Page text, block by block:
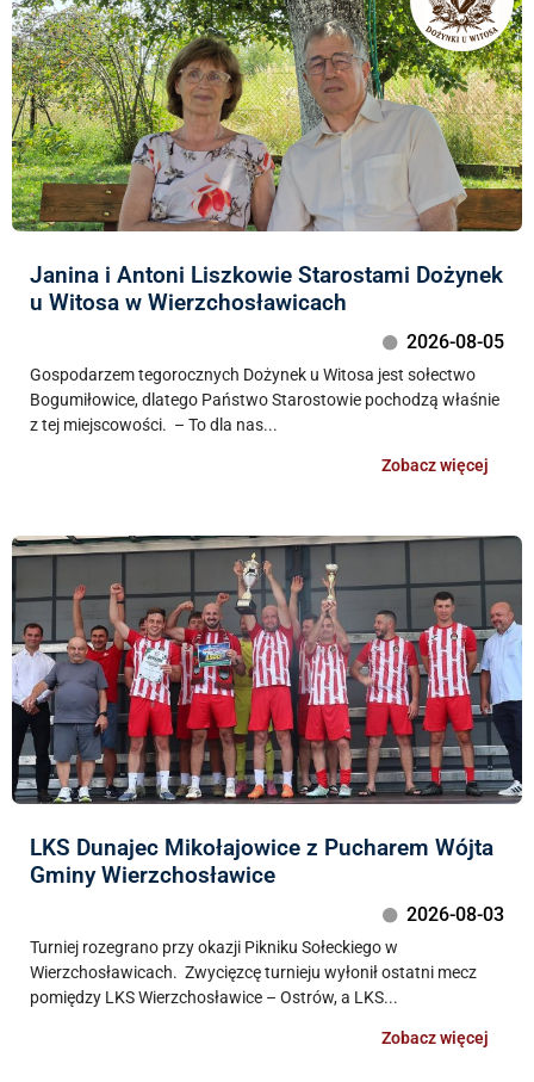
Janina i Antoni Liszkowie Starostami Dożynek
u Witosa w Wierzchosławicach
2026-08-05
Gospodarzem tegorocznych Dożynek u Witosa jest sołectwo
Bogumiłowice, dlatego Państwo Starostowie pochodzą właśnie
z tej miejscowości. – To dla nas...
Zobacz więcej
LKS Dunajec Mikołajowice z Pucharem Wójta
Gminy Wierzchosławice
2026-08-03
Turniej rozegrano przy okazji Pikniku Sołeckiego w
Wierzchosławicach. Zwycięzcę turnieju wyłonił ostatni mecz
pomiędzy LKS Wierzchosławice – Ostrów, a LKS...
Zobacz więcej